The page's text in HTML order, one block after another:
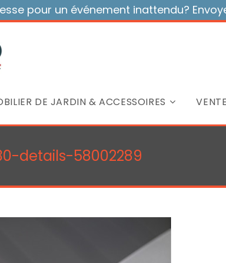
pour un événement inattendu?
DE JARDIN & ACCESSOIRES
details-58002289